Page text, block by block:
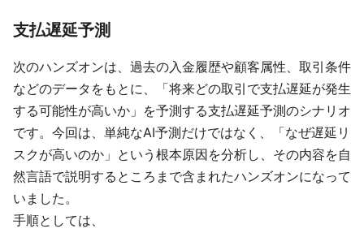
支払遅延予測
次のハンズオンは、過去の入金履歴や顧客属性、取引条件
などのデータをもとに、「将来どの取引で支払遅延が発生
する可能性が高いか」を予測する支払遅延予測のシナリオ
です。今回は、単純なAI予測だけではなく、「なぜ遅延リ
スクが高いのか」という根本原因を分析し、その内容を自
然言語で説明するところまで含まれたハンズオンになって
いました。
手順としては、